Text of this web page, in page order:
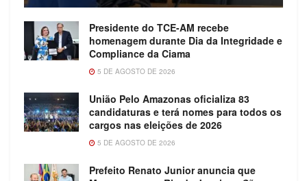
Presidente do TCE-AM recebe
homenagem durante Dia da Integridade e
Compliance da Ciama
5 DE AGOSTO DE 2026
União Pelo Amazonas oficializa 83
candidaturas e terá nomes para todos os
cargos nas eleições de 2026
5 DE AGOSTO DE 2026
Prefeito Renato Junior anuncia que